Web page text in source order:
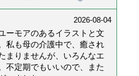
2026-08-04
ーモアのあるイラストと文
私も母の介護中で、癒され
まりませんが、いろんなエ
不定期でもいいので、また